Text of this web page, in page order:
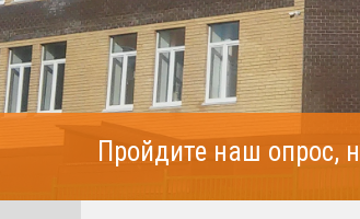
Пройдите наш опрос,